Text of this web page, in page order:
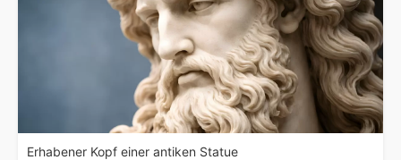
Erhabener Kopf einer antiken Statue